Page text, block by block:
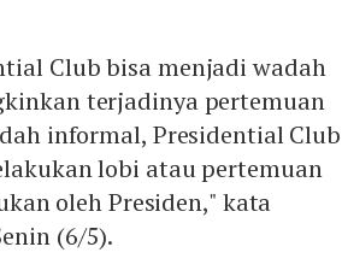
Club bisa menjadi wadah
terjadinya pertemuan
informal, Presidential Club
lobi atau pertemuan
oleh Presiden," kata
(6/5).